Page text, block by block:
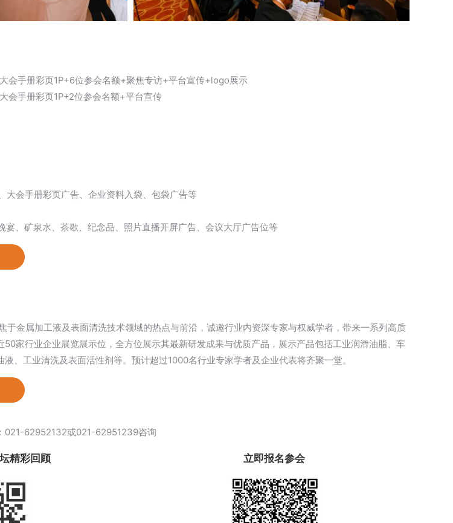
会手册彩页1P+6位参会名额+聚焦专访+平台宣传+logo展示
会手册彩页1P+2位参会名额+平台宣传
大会手册彩页广告、企业资料入袋、包袋广告等
宴、矿泉水、茶歇、纪念品、照片直播开屏广告、会议大厅广告位等
于金属加工液及表面清洗技术领域的热点与前沿，诚邀行业内资深专家与权威学者，带来一系列高质
家行业企业展览展示位，全方位展示其最新研发成果与优质产品，展示产品包括工业润滑油脂、车
、工业清洗及表面活性剂等。预计超过1000名行业专家学者及企业代表将齐聚一堂。
021-62952132或021-62951239咨询
精彩回顾 立即报名参会